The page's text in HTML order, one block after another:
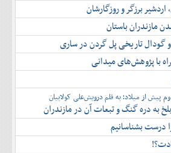
برزگر و روزگارشان
مازندران باستان
گودال تاریخی پل گردن در ساری
با پژوهش‌های میدانی
پیش از میلاد؛ به قلم درویش‌علی کولاییان
به دره گنگ و تبعات آن در مازندران
درست بشناسانیم